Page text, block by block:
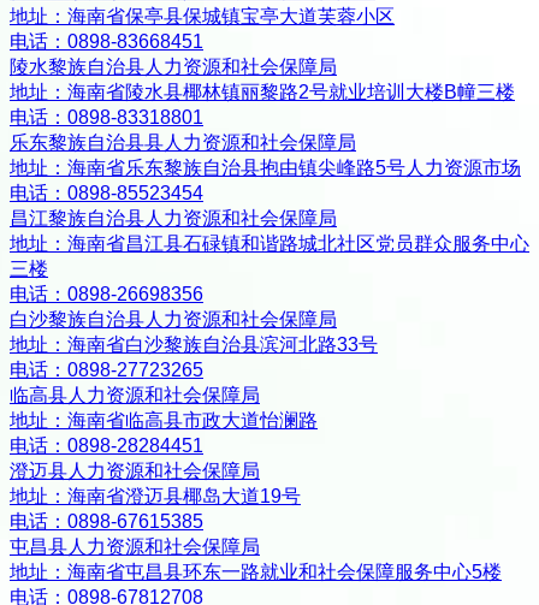
地址： 海南省保亭县保城镇宝亭大道芙蓉小区
电话： 0898-83668451
陵水黎族自治县人力资源和社会保障局
地址： 海南省陵水县椰林镇丽黎路2号就业培训大楼B幢三楼
电话： 0898-83318801
乐东黎族自治县县人力资源和社会保障局
地址： 海南省乐东黎族自治县抱由镇尖峰路5号人力资源市场
电话： 0898-85523454
昌江黎族自治县人力资源和社会保障局
地址： 海南省昌江县石碌镇和谐路城北社区党员群众服务中心
三楼
电话： 0898-26698356
白沙黎族自治县人力资源和社会保障局
地址： 海南省白沙黎族自治县滨河北路33号
电话： 0898-27723265
临高县人力资源和社会保障局
地址： 海南省临高县市政大道怡澜路
电话： 0898-28284451
澄迈县人力资源和社会保障局
地址： 海南省澄迈县椰岛大道19号
电话： 0898-67615385
屯昌县人力资源和社会保障局
地址： 海南省屯昌县环东一路就业和社会保障服务中心5楼
电话： 0898-67812708